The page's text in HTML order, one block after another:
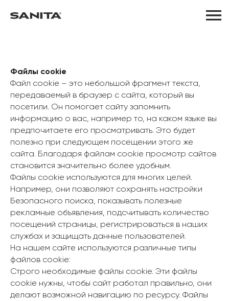
Файлы cookie
Файл cookie – это небольшой фрагмент текста,
передаваемый в браузер с сайта, который вы
посетили. Он помогает сайту запомнить
информацию о вас, например то, на каком языке вы
предпочитаете его просматривать. Это будет
полезно при следующем посещении этого же
сайта. Благодаря файлам cookie просмотр сайтов
становится значительно более удобным.
Файлы cookie используются для многих целей.
Например, они позволяют сохранять настройки
Безопасного поиска, показывать полезные
рекламные объявления, подсчитывать количество
посещений страницы, регистрироваться в наших
службах и защищать данные пользователей.
На нашем сайте используются различные типы
файлов cookie:
Строго необходимые файлы cookie. Эти файлы
cookie нужны, чтобы сайт работал правильно, они
делают возможной навигацию по ресурсу. Файлы